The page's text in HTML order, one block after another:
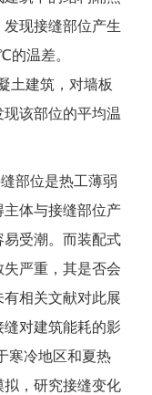
现接缝部位产生
的温差。
土建筑，对墙板
该部位的平均温
部位是热工薄弱
体与接缝部位产
受潮。而装配式
严重，其是否会
相关文献对此展
对建筑能耗的影
寒冷地区和夏热
，研究接缝变化